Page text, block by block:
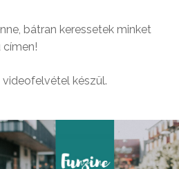
bátran keressetek minket
címen!
készül.